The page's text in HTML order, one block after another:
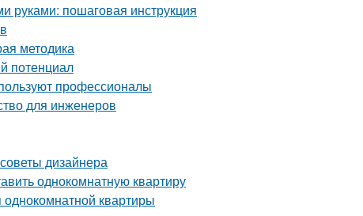
руками: пошаговая инструкция
методика
потенциал
профессионалы
для инженеров
дизайнера
однокомнатную квартиру
квартиры